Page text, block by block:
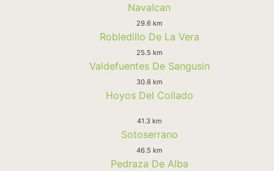
Navalcan
29.6 km
Robledillo De La Vera
25.5 km
Valdefuentes De Sangusin
30.8 km
Hoyos Del Collado
41.3 km
Sotoserrano
46.5 km
Pedraza De Alba